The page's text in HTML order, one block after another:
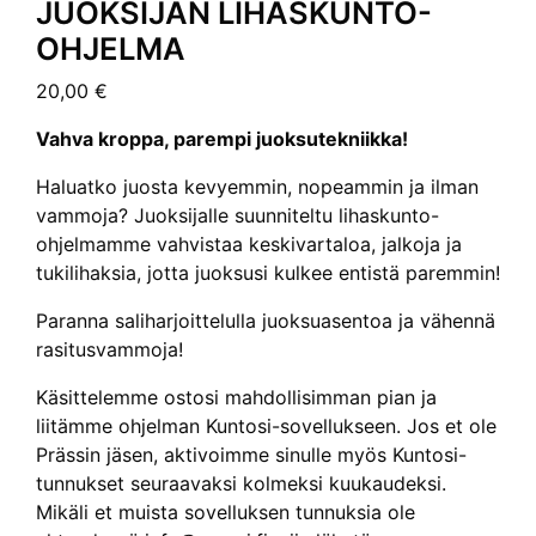
JUOKSIJAN LIHASKUNTO-
OHJELMA
20,00 €
Vahva kroppa, parempi juoksutekniikka!
Haluatko juosta kevyemmin, nopeammin ja ilman
vammoja? Juoksijalle suunniteltu lihaskunto-
ohjelmamme vahvistaa keskivartaloa, jalkoja ja
tukilihaksia, jotta juoksusi kulkee entistä paremmin!
Paranna saliharjoittelulla juoksuasentoa ja vähennä
rasitusvammoja!
Käsittelemme ostosi mahdollisimman pian ja
liitämme ohjelman Kuntosi-sovellukseen. Jos et ole
Prässin jäsen, aktivoimme sinulle myös Kuntosi-
tunnukset seuraavaksi kolmeksi kuukaudeksi.
Mikäli et muista sovelluksen tunnuksia ole